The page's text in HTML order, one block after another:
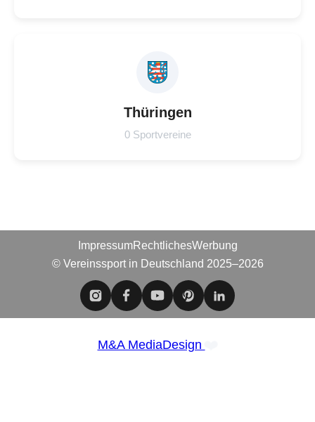
Thüringen
0 Sportvereine
ImpressumRechtlichesWerbung
© Vereinssport in Deutschland 2025–2026
M&A MediaDesign